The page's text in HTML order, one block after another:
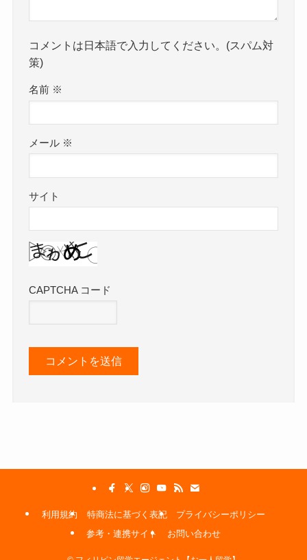
コメントは日本語で入力してください。(スパム対
策)
名前 ※
メール ※
サイト
CAPTCHA コード
利用規約 特商法に基づく表記
プライバシーポリシー
参考・連携サイト
お問い合わせ